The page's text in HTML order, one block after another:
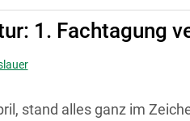
1. Fachtagung
stand alles ganz im